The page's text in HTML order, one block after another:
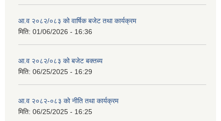
आ.व २०८२/०८३ को वार्षिक बजेट तथा कार्यक्रम
मिति: 01/06/2026 - 16:36
आ.व २०८२/०८३ को बजेट बक्तब्य
मिति: 06/25/2025 - 16:29
आ.व २०८२-०८३ को नीति तथा कार्यक्रम
मिति: 06/25/2025 - 16:25